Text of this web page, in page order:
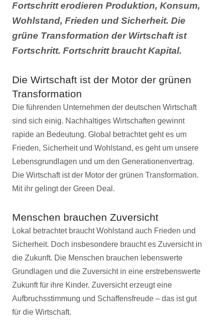
Fortschritt erodieren Produktion, Konsum,
Wohlstand, Frieden und Sicherheit. Die
grüne Transformation der Wirtschaft ist
Fortschritt. Fortschritt braucht Kapital.
Die Wirtschaft ist der Motor der grünen
Transformation
Die führenden Unternehmen der deutschen Wirtschaft
sind sich einig. Nachhaltiges Wirtschaften gewinnt
rapide an Bedeutung. Global betrachtet geht es um
Frieden, Sicherheit und Wohlstand, es geht um unsere
Lebensgrundlagen und um den Generationenvertrag.
Die Wirtschaft ist der Motor der grünen Transformation.
Mit ihr gelingt der Green Deal.
Menschen brauchen Zuversicht
Lokal betrachtet braucht Wohlstand auch Frieden und
Sicherheit. Doch insbesondere braucht es Zuversicht in
die Zukunft. Die Menschen brauchen lebenswerte
Grundlagen und die Zuversicht in eine erstrebenswerte
Zukunft für ihre Kinder. Zuversicht erzeugt eine
Aufbruchsstimmung und Schaffensfreude – das ist gut
für die Wirtschaft.